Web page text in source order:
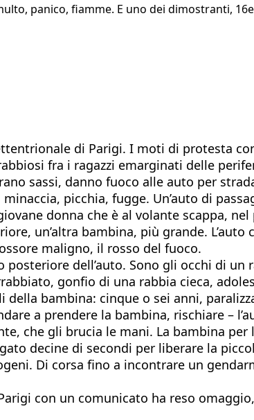
panico, fiamme. E uno dei dimostranti,
di Parigi. I moti di protesta
fra i ragazzi emarginati delle
sassi, danno fuoco alle auto per
picchia, fugge. Un’auto di
donna che è al volante scappa,
un’altra bambina, più grande. L’auto
maligno, il rosso del fuoco.
dell’auto. Sono gli occhi di un
gonfio di una rabbia cieca,
bambina: cinque o sei anni,
a prendere la bambina, rischiare –
che gli brucia le mani. La bambina
decine di secondi per liberare la
Di corsa fino a incontrare un
con un comunicato ha reso